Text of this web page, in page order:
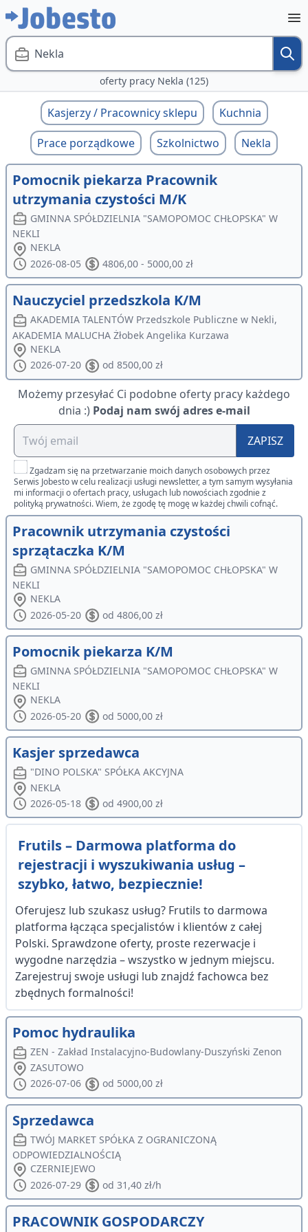
Nekla
oferty pracy Nekla (125)
Kasjerzy / Pracownicy sklepu
Kuchnia
Prace porządkowe
Szkolnictwo Nekla
Pomocnik piekarza Pracownik
utrzymania czystości M/K
GMINNA SPÓŁDZIELNIA "SAMOPOMOC CHŁOPSKA" W
NEKLI
NEKLA
2026-08-05
4806,00 - 5000,00 zł
Nauczyciel przedszkola K/M
AKADEMIA TALENTÓW Przedszkole Publiczne w Nekli,
AKADEMIA MALUCHA Żłobek Angelika Kurzawa
NEKLA
2026-07-20
od 8500,00 zł
Możemy przesyłać Ci podobne oferty pracy każdego
dnia :) Podaj nam swój adres e-mail
ZAPISZ
Zgadzam się na przetwarzanie moich danych osobowych przez
Serwis Jobesto w celu realizacji usługi newsletter, a tym samym wysyłania
mi informacji o ofertach pracy, usługach lub nowościach zgodnie z
polityką prywatności. Wiem, że zgodę tę mogę w każdej chwili cofnąć.
Pracownik utrzymania czystości
sprzątaczka K/M
GMINNA SPÓŁDZIELNIA "SAMOPOMOC CHŁOPSKA" W
NEKLI
NEKLA
2026-05-20
od 4806,00 zł
Pomocnik piekarza K/M
GMINNA SPÓŁDZIELNIA "SAMOPOMOC CHŁOPSKA" W
NEKLI
NEKLA
2026-05-20
od 5000,00 zł
Kasjer sprzedawca
"DINO POLSKA" SPÓŁKA AKCYJNA
NEKLA
2026-05-18
od 4900,00 zł
Frutils – Darmowa platforma do
rejestracji i wyszukiwania usług –
szybko, łatwo, bezpiecznie!
Oferujesz lub szukasz usług? Frutils to darmowa
platforma łącząca specjalistów i klientów z całej
Polski. Sprawdzone oferty, proste rezerwacje i
wygodne narzędzia – wszystko w jednym miejscu.
Zarejestruj swoje usługi lub znajdź fachowca bez
zbędnych formalności!
Pomoc hydraulika
ZEN - Zakład Instalacyjno-Budowlany-Duszyński Zenon
ZASUTOWO
2026-07-06
od 5000,00 zł
Sprzedawca
TWÓJ MARKET SPÓŁKA Z OGRANICZONĄ
ODPOWIEDZIALNOŚCIĄ
CZERNIEJEWO
2026-07-29
od 31,40 zł/h
PRACOWNIK GOSPODARCZY